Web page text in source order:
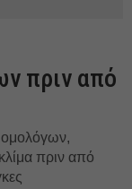
πριν από
ομολόγων,
πριν από